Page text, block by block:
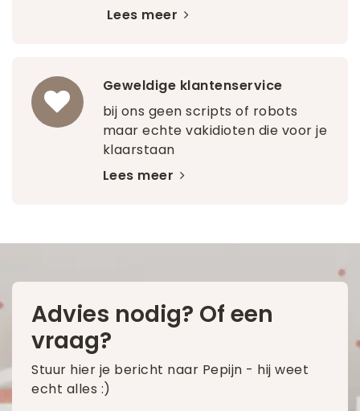
Lees meer
Geweldige klantenservice
bij ons geen scripts of robots
maar echte vakidioten die voor je
klaarstaan
Lees meer
Advies nodig? Of een
vraag?
Stuur hier je bericht naar Pepijn - hij weet
echt alles :)